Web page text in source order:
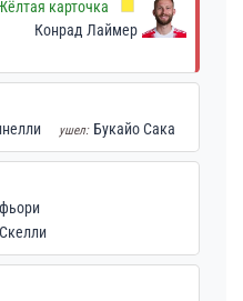
карточка
Конрад Лаймер
ушел: Букайо Сака